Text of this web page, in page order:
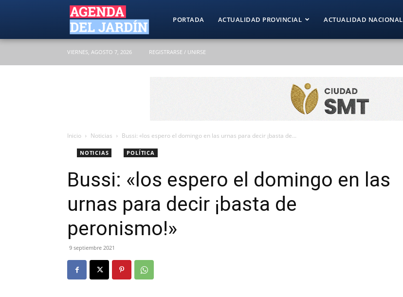
Agenda
PORTADA ACTUALIDAD PROVINCIAL ACTUALIDAD NACIONAL
VIERNES, AGOSTO 7, 2026 REGISTRARSE / UNIRSE
Inicio Noticias Bussi: «los espero el domingo en las urnas para decir ¡basta de...
NOTICIAS POLÍTICA
Bussi: «los espero el domingo en las
urnas para decir ¡basta de
peronismo!»
9 septiembre 2021